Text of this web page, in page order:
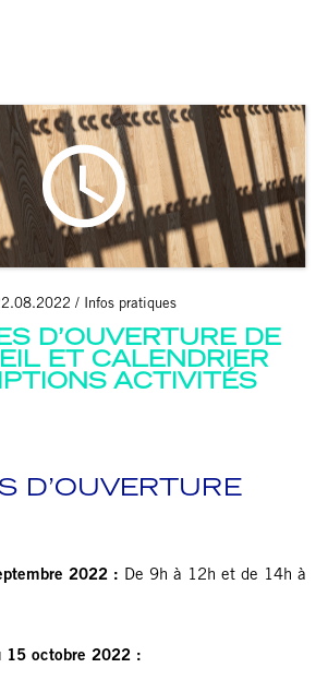
Infos pratiques
D’OUVERTURE DE
ET CALENDRIER
ACTIVITÉS
D’OUVERTURE
2022 : De 9h à 12h et de 14h à
15 octobre 2022 :